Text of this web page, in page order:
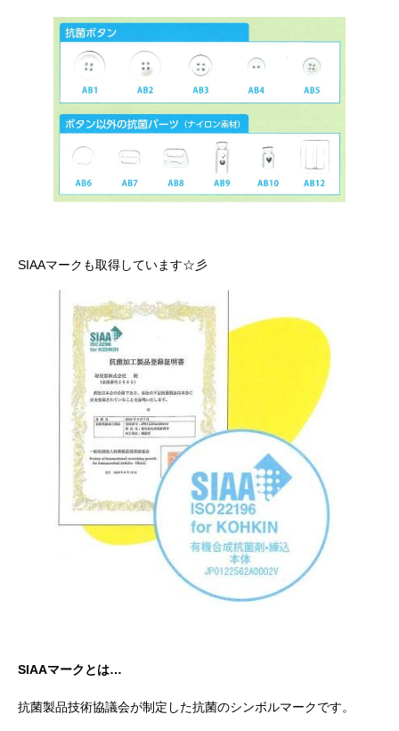
SIAAマークも取得しています☆彡
SIAAマークとは…
抗菌製品技術協議会が制定した抗菌のシンボルマークです。